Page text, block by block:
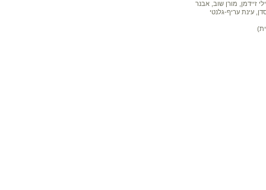
זיידמן, מורן שוב, אבנר
עינת עריף-גלנטי